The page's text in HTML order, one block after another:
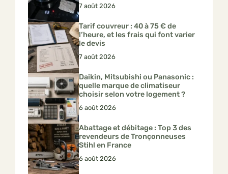
7 août 2026
Tarif couvreur : 40 à 75 € de
l’heure, et les frais qui font varier
le devis
7 août 2026
Daikin, Mitsubishi ou Panasonic :
quelle marque de climatiseur
choisir selon votre logement ?
6 août 2026
Abattage et débitage : Top 3 des
revendeurs de Tronçonneuses
Stihl en France
6 août 2026